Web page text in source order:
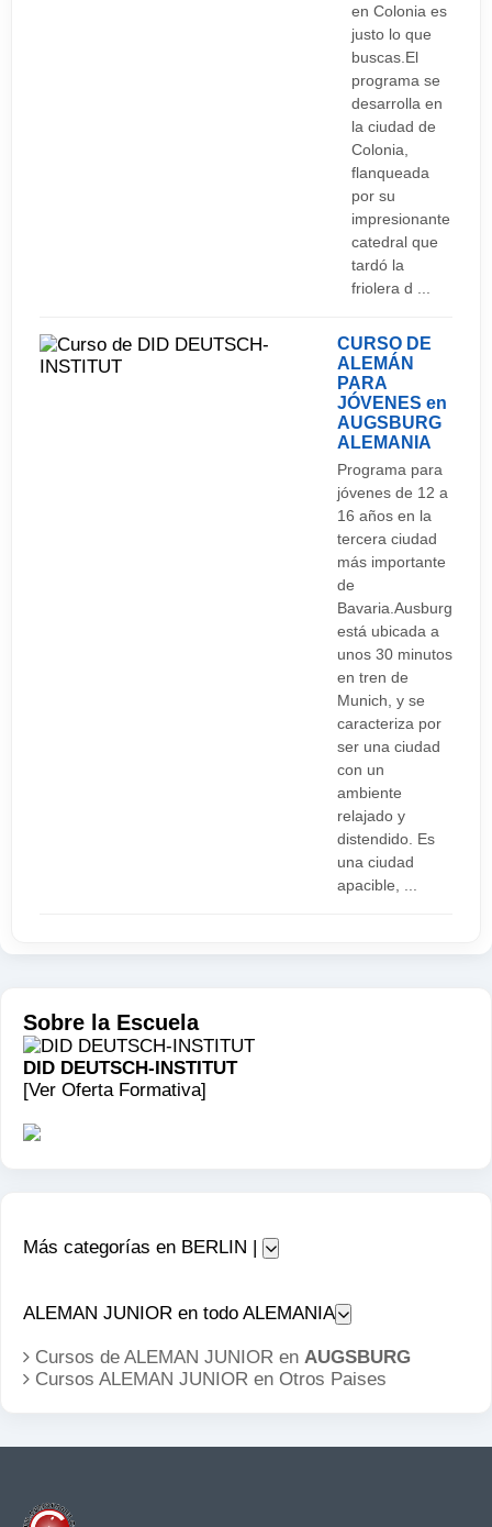
entrar, lo que no es del todo raro, conviene tener
pensada alguna alternativa posible y cercana. De
otro modo podríamos desperdiciar toda la noche
en cruzar la ciudad de lado a lado sin la seguridad
de que vayamos a encontrar nada de nuestro
en Colonia es
justo lo que
buscas.El
programa se
desarrolla en
la ciudad de
Colonia,
flanqueada
por su
impresionante
catedral que
tardó la
friolera d ...
CURSO DE
ALEMÁN
PARA
JÓVENES en
AUGSBURG
ALEMANIA
Programa para
jóvenes de 12 a
16 años en la
tercera ciudad
más importante
de
Bavaria.Ausburg
está ubicada a
unos 30 minutos
en tren de
Munich, y se
caracteriza por
ser una ciudad
con un
ambiente
relajado y
distendido. Es
una ciudad
apacible, ...
Sobre la Escuela
DID DEUTSCH-INSTITUT
[Ver Oferta Formativa]
Más categorías en BERLIN |
ALEMAN JUNIOR en todo ALEMANIA
Cursos de ALEMAN JUNIOR en AUGSBURG
Cursos ALEMAN JUNIOR en Otros Paises